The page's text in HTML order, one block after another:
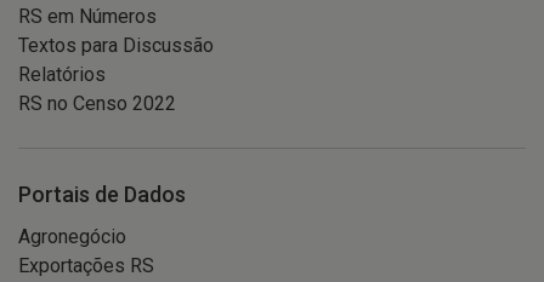
RS em Números
Textos para Discussão
Relatórios
RS no Censo 2022
Portais de Dados
Agronegócio
Exportações RS